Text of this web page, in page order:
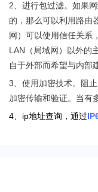
2、进行包过滤。如果
的，那么可以利用路由
网）可以使用信任关系
LAN（局域网）以外的
自于外部而希望与内部
3、使用加密技术。阻
加密传输和验证。当有
4、ip地址查询，通过